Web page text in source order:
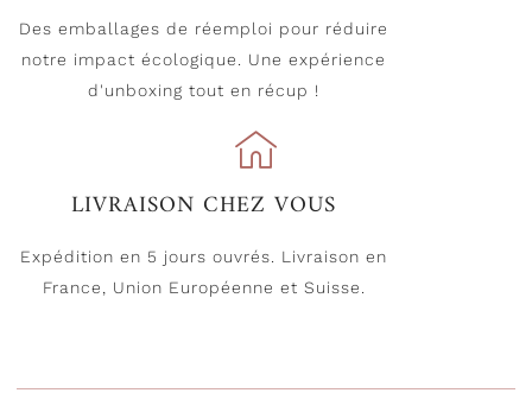
Des emballages de réemploi pour réduire
notre impact écologique. Une expérience
d'unboxing tout en récup !
LIVRAISON CHEZ VOUS
Expédition en 5 jours ouvrés. Livraison en
France, Union Européenne et Suisse.